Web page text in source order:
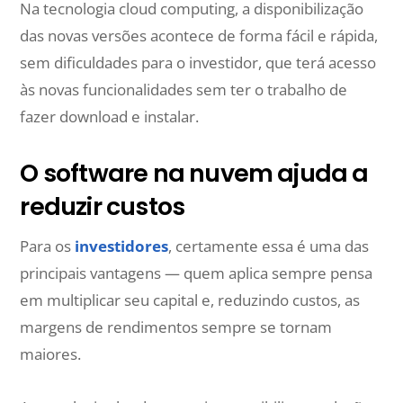
Na tecnologia cloud computing, a disponibilização
das novas versões acontece de forma fácil e rápida,
sem dificuldades para o investidor, que terá acesso
às novas funcionalidades sem ter o trabalho de
fazer download e instalar.
O software na nuvem ajuda a
reduzir custos
Para os investidores, certamente essa é uma das
principais vantagens — quem aplica sempre pensa
em multiplicar seu capital e, reduzindo custos, as
margens de rendimentos sempre se tornam
maiores.